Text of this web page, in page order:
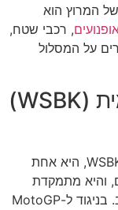
המרוץ הוא
, רכבי שטח,
על המסלול
אליפות הסופרבייק העולמית (WSBK)
אליפות הסופרבייק העולמית, הידועה בשם WSBK, היא אחת
והיא מתמקדת
באופנועים סדרתיים שנמכרים לציבור הרחב. בניגוד ל-MotoGP